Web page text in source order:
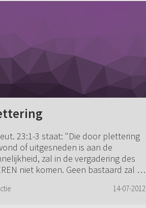
23:1-3 staat: "Die door plettering
of uitgesneden is aan de
zal in de vergadering des
niet komen. Geen bastaard zal in
14-07-2012